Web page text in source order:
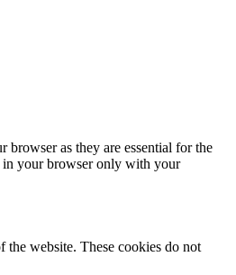
browser as they are essential for the
in your browser only with your
the website. These cookies do not